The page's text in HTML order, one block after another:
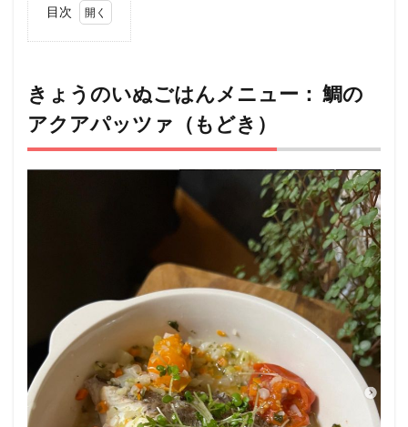
目次
いぬ
ごは
んメ
ニュ
ー：
鯛の
このレ
シピを
考案し
た
人：
きょうのいぬごはんメニュー： 鯛の
アクアパッツァ（もどき）